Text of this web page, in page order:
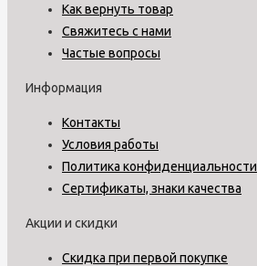
Как вернуть товар
Свяжитесь с нами
Частые вопросы
Информация
Контакты
Условия работы
Политика конфиденциальности
Сертификаты, знаки качества
Акции и скидки
Скидка при первой покупке